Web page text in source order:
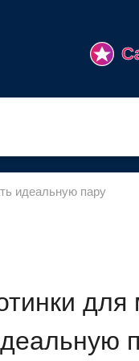
идеальную пару
для